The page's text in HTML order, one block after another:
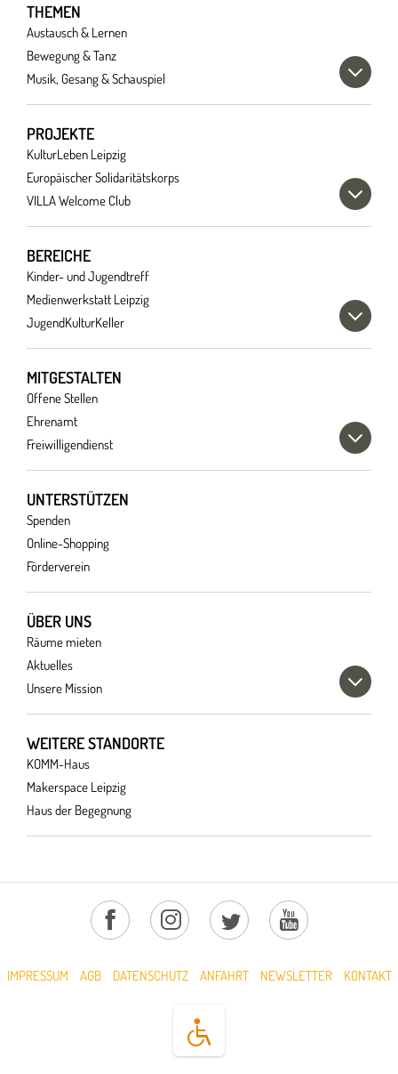
THEMEN
Austausch & Lernen
Bewegung & Tanz
Musik, Gesang & Schauspiel
PROJEKTE
KulturLeben Leipzig
Europäischer Solidaritätskorps
VILLA Welcome Club
BEREICHE
Kinder- und Jugendtreff
Medienwerkstatt Leipzig
JugendKulturKeller
MITGESTALTEN
Offene Stellen
Ehrenamt
Freiwilligendienst
UNTERSTÜTZEN
Spenden
Online-Shopping
Förderverein
ÜBER UNS
Räume mieten
Aktuelles
Unsere Mission
WEITERE STANDORTE
KOMM-Haus
Makerspace Leipzig
Haus der Begegnung
IMPRESSUM AGB DATENSCHUTZ ANFAHRT NEWSLETTER KONTAKT